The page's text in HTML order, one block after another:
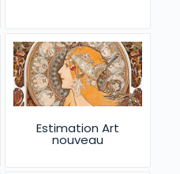
Estimation Art
nouveau